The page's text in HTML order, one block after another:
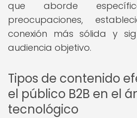
que aborde
preocupaciones,
conexión más sólida y
audiencia objetivo.
Tipos de contenido
el público B2B en el
tecnológico